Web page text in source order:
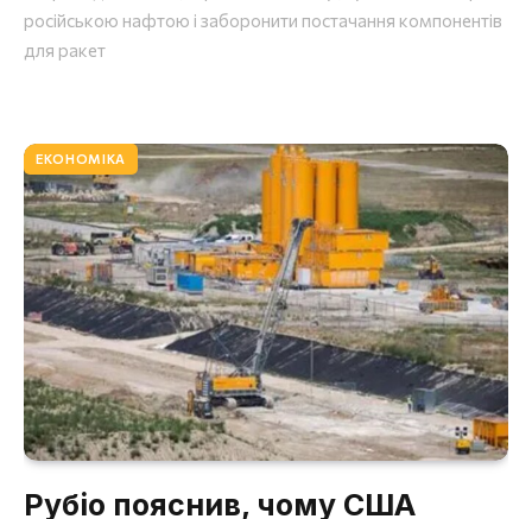
російською нафтою і заборонити постачання компонентів
для ракет
ЕКОНОМІКА
Рубіо пояснив, чому США